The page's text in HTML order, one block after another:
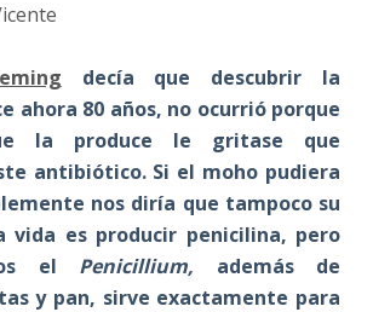
decía que descubrir la
ahora 80 años, no ocurrió porque
la produce le gritase que
antibiótico. Si el moho pudiera
nos diría que tampoco su
vida es producir penicilina, pero
el Penicillium, además de
y pan, sirve exactamente para